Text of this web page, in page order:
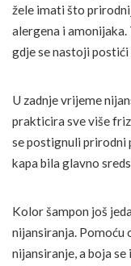
žele imati što
alergena i
gdje se nastoji
U zadnje vrijeme
prakticira sve više
se postignuli prirodni
kapa bila glavno
Kolor šampon još
nijansiranja. Pomoću
nijansiranje, a boja